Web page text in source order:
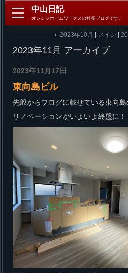
中山日記
オレンジホームワークスの社長ブログです。
« 2023年10月 メイン
2023年11月 アーカイブ
2023年11月17日
東向島ビル
先般からブログに載せている東向
リノベーションがいよいよ終盤に！